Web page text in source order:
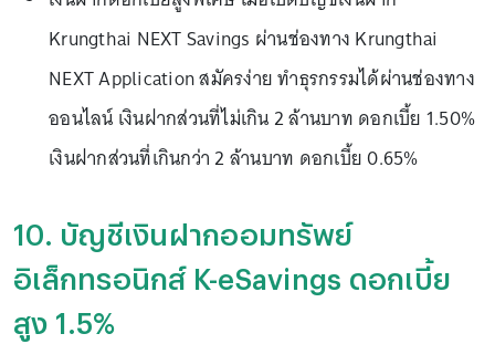
Krungthai NEXT Savings ผ่านช่องทาง Krungthai
NEXT Application สมัครง่าย ทำธุรกรรมได้ผ่านช่องทาง
ออนไลน์ เงินฝากส่วนที่ไม่เกิน 2 ล้านบาท ดอกเบี้ย 1.50%
เงินฝากส่วนที่เกินกว่า 2 ล้านบาท ดอกเบี้ย 0.65%
10. บัญชีเงินฝากออมทรัพย์
อิเล็กทรอนิกส์ K-eSavings ดอกเบี้ย
สูง 1.5%